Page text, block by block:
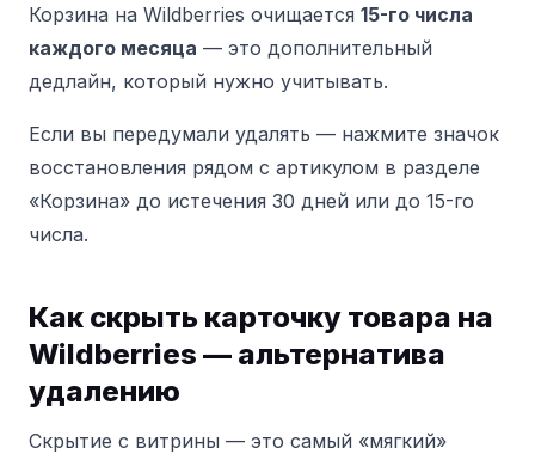
Корзина на Wildberries очищается 15-го числа
каждого месяца — это дополнительный
дедлайн, который нужно учитывать.
Если вы передумали удалять — нажмите значок
восстановления рядом с артикулом в разделе
«Корзина» до истечения 30 дней или до 15-го
числа.
Как скрыть карточку товара на
Wildberries — альтернатива
удалению
Скрытие с витрины — это самый «мягкий»